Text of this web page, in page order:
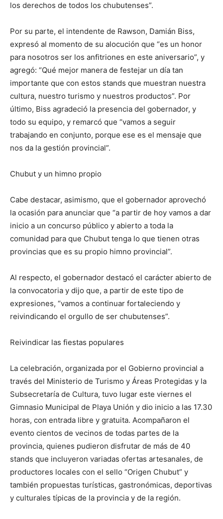
los derechos de todos los chubutenses”.
Por su parte, el intendente de Rawson, Damián Biss,
expresó al momento de su alocución que “es un honor
para nosotros ser los anfitriones en este aniversario”, y
agregó: “Qué mejor manera de festejar un día tan
importante que con estos stands que muestran nuestra
cultura, nuestro turismo y nuestros productos”. Por
último, Biss agradeció la presencia del gobernador, y
todo su equipo, y remarcó que “vamos a seguir
trabajando en conjunto, porque ese es el mensaje que
nos da la gestión provincial”.
Chubut y un himno propio
Cabe destacar, asimismo, que el gobernador aprovechó
la ocasión para anunciar que “a partir de hoy vamos a dar
inicio a un concurso público y abierto a toda la
comunidad para que Chubut tenga lo que tienen otras
provincias que es su propio himno provincial”.
Al respecto, el gobernador destacó el carácter abierto de
la convocatoria y dijo que, a partir de este tipo de
expresiones, “vamos a continuar fortaleciendo y
reivindicando el orgullo de ser chubutenses”.
Reivindicar las fiestas populares
La celebración, organizada por el Gobierno provincial a
través del Ministerio de Turismo y Áreas Protegidas y la
Subsecretaría de Cultura, tuvo lugar este viernes el
Gimnasio Municipal de Playa Unión y dio inicio a las 17.30
horas, con entrada libre y gratuita. Acompañaron el
evento cientos de vecinos de todas partes de la
provincia, quienes pudieron disfrutar de más de 40
stands que incluyeron variadas ofertas artesanales, de
productores locales con el sello “Origen Chubut” y
también propuestas turísticas, gastronómicas, deportivas
y culturales típicas de la provincia y de la región.